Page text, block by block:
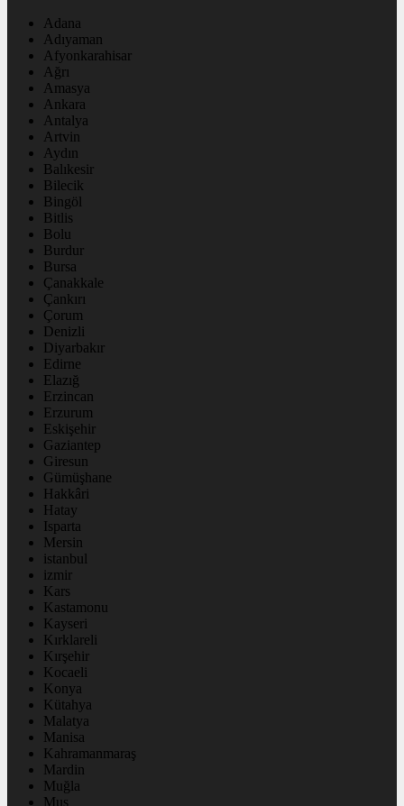
Adana
Adıyaman
Afyonkarahisar
Ağrı
Amasya
Ankara
Antalya
Artvin
Aydın
Balıkesir
Bilecik
Bingöl
Bitlis
Bolu
Burdur
Bursa
Çanakkale
Çankırı
Çorum
Denizli
Diyarbakır
Edirne
Elazığ
Erzincan
Erzurum
Eskişehir
Gaziantep
Giresun
Gümüşhane
Hakkâri
Hatay
Isparta
Mersin
istanbul
izmir
Kars
Kastamonu
Kayseri
Kırklareli
Kırşehir
Kocaeli
Konya
Kütahya
Malatya
Manisa
Kahramanmaraş
Mardin
Muğla
Muş